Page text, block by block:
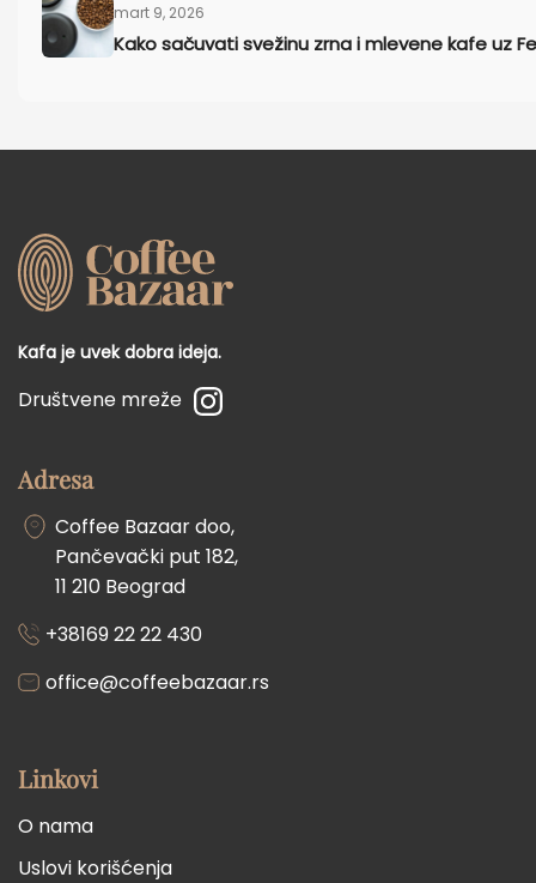
mart 9, 2026
Kako sačuvati svežinu zrna i mlevene kafe uz
Kafa je uvek dobra ideja.
Društvene mreže
Adresa
Coffee Bazaar doo,
Pančevački put 182,
11 210 Beograd
+38169 22 22 430
office@coffeebazaar.rs
Linkovi
O nama
Uslovi korišćenja